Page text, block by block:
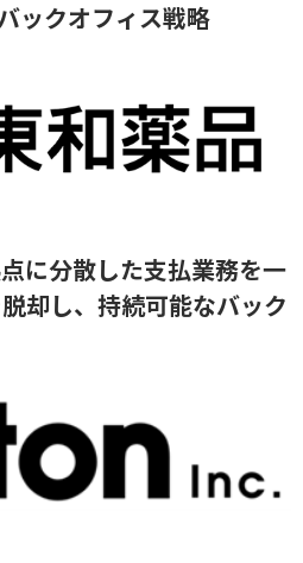
ックオフィス戦略
に分散した支払業務を一
却し、持続可能なバック